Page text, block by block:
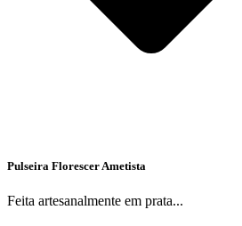
Pulseira Florescer Ametista
Feita artesanalmente em prata...